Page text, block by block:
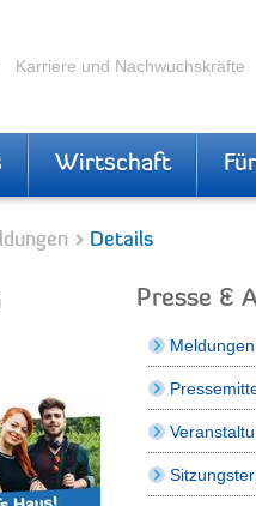
Karriere und Nachwuchskräfte
Wirtschaft
Details
Presse &
Meldungen